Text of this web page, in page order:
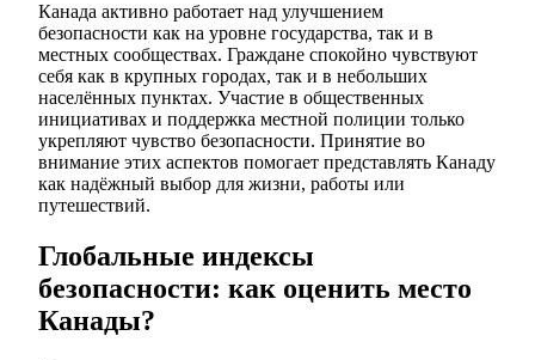
Канада активно работает над улучшением
безопасности как на уровне государства, так и в
местных сообществах. Граждане спокойно чувствуют
себя как в крупных городах, так и в небольших
населённых пунктах. Участие в общественных
инициативах и поддержка местной полиции только
укрепляют чувство безопасности. Принятие во
внимание этих аспектов помогает представлять Канаду
как надёжный выбор для жизни, работы или
путешествий.
Глобальные индексы
безопасности: как оценить место
Канады?